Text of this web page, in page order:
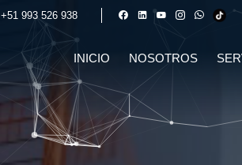
+51 993 526 938
INICIO NOSOTROS
DERECHO FINANCIERO Y
CRIPTOMONEDAS
DERECHO CIVIL